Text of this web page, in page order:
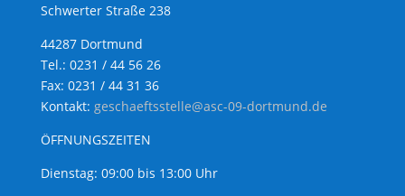
Schwerter Straße 238
44287 Dortmund
Tel.: 0231 / 44 56 26
Fax: 0231 / 44 31 36
Kontakt: geschaeftsstelle@asc-09-dortmund.de
ÖFFNUNGSZEITEN
Dienstag: 09:00 bis 13:00 Uhr